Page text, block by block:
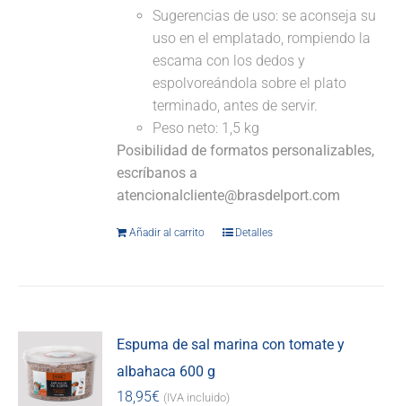
Sugerencias de uso: se aconseja su
uso en el emplatado, rompiendo la
escama con los dedos y
espolvoreándola sobre el plato
terminado, antes de servir.
Peso neto: 1,5 kg
Posibilidad de formatos personalizables,
escríbanos a
atencionalcliente@brasdelport.com
Añadir al carrito Detalles
Espuma de sal marina con tomate y
albahaca 600 g
18,95€ (IVA incluido)